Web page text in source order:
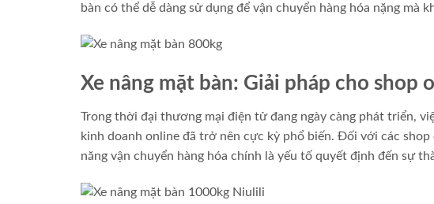
bàn có thể dễ dàng sử dụng để vận chuyển hàng hóa nặng mà
Xe nâng mặt bàn: Giải pháp cho shop
Trong thời đại thương mại điện tử đang ngày càng phát triển,
kinh doanh online đã trở nên cực kỳ phổ biến. Đối với các
năng vận chuyển hàng hóa chính là yếu tố quyết định đến sự